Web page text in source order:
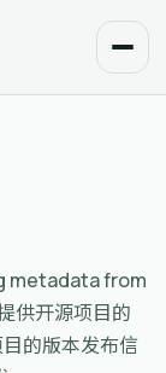
metadata from
供开源项目的
的版本发布信